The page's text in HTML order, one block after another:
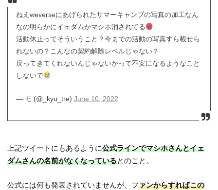
ねえweverseにあげられたサマーキャンプの写真の加工なん
なの明らかにイェダムかマシホ消されてる
活動休止ってそういうこと？今までの活動の写真すら載せら
れないの？こんなの契約解除レベルじゃない？
戻ってきてくれないんじゃないかって不安になるようなこと
しないで
— モ (@_kyu_tre) June 10, 2022
上記ツイートにもあるように公式ラインでマシホさんとイェ
ダムさんの名前がなくなっているとのこと。
公式には何も発表されていませんが、ファンからすればこの